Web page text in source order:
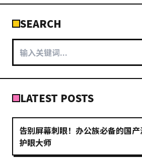
SEARCH
LATEST POSTS
告别屏幕刺眼！办公族必备的国
护眼大师